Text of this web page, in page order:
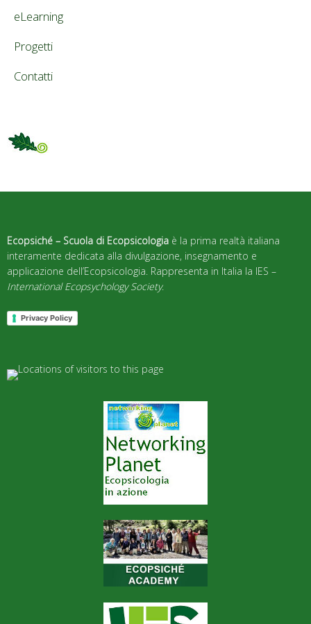
eLearning
Progetti
Contatti
Ecopsiché – Scuola di Ecopsicologia è la prima realtà italiana
interamente dedicata alla divulgazione, insegnamento e
applicazione dell’Ecopsicologia. Rappresenta in Italia la IES –
International Ecopsychology Society.
Privacy Policy